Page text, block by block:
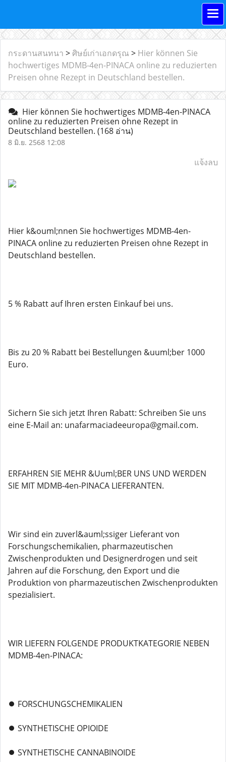
กระดานสนทนา > ศิษย์เก่าเอกดรุณ > Hier können Sie
hochwertiges MDMB-4en-PINACA online zu reduzierten
Preisen ohne Rezept in Deutschland bestellen.
Hier können Sie hochwertiges MDMB-4en-PINACA
online zu reduzierten Preisen ohne Rezept in
Deutschland bestellen. (168 อ่าน)
8 มิ.ย. 2568 12:08
แจ้งลบ
Hier k&ouml;nnen Sie hochwertiges MDMB-4en-
PINACA online zu reduzierten Preisen ohne Rezept in
Deutschland bestellen.
5 % Rabatt auf Ihren ersten Einkauf bei uns.
Bis zu 20 % Rabatt bei Bestellungen &uuml;ber 1000
Euro.
Sichern Sie sich jetzt Ihren Rabatt: Schreiben Sie uns
eine E-Mail an: unafarmaciadeeuropa@gmail.com.
ERFAHREN SIE MEHR &Uuml;BER UNS UND WERDEN
SIE MIT MDMB-4en-PINACA LIEFERANTEN.
Wir sind ein zuverl&auml;ssiger Lieferant von
Forschungschemikalien, pharmazeutischen
Zwischenprodukten und Designerdrogen und seit
Jahren auf die Forschung, den Export und die
Produktion von pharmazeutischen Zwischenprodukten
spezialisiert.
WIR LIEFERN FOLGENDE PRODUKTKATEGORIE NEBEN
MDMB-4en-PINACA:
⏺️ FORSCHUNGSCHEMIKALIEN
⏺️ SYNTHETISCHE OPIOIDE
⏺️ SYNTHETISCHE CANNABINOIDE